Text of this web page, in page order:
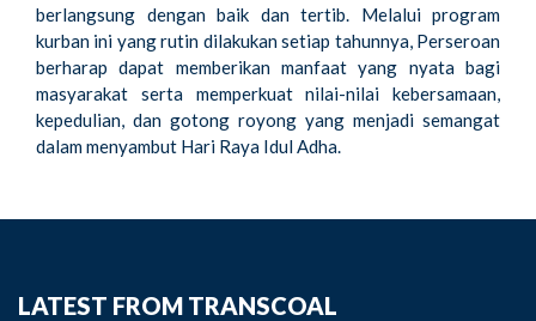
berlangsung dengan baik dan tertib. Melalui program
kurban ini yang rutin dilakukan setiap tahunnya, Perseroan
berharap dapat memberikan manfaat yang nyata bagi
masyarakat serta memperkuat nilai-nilai kebersamaan,
kepedulian, dan gotong royong yang menjadi semangat
dalam menyambut Hari Raya Idul Adha.
LATEST FROM TRANSCOAL